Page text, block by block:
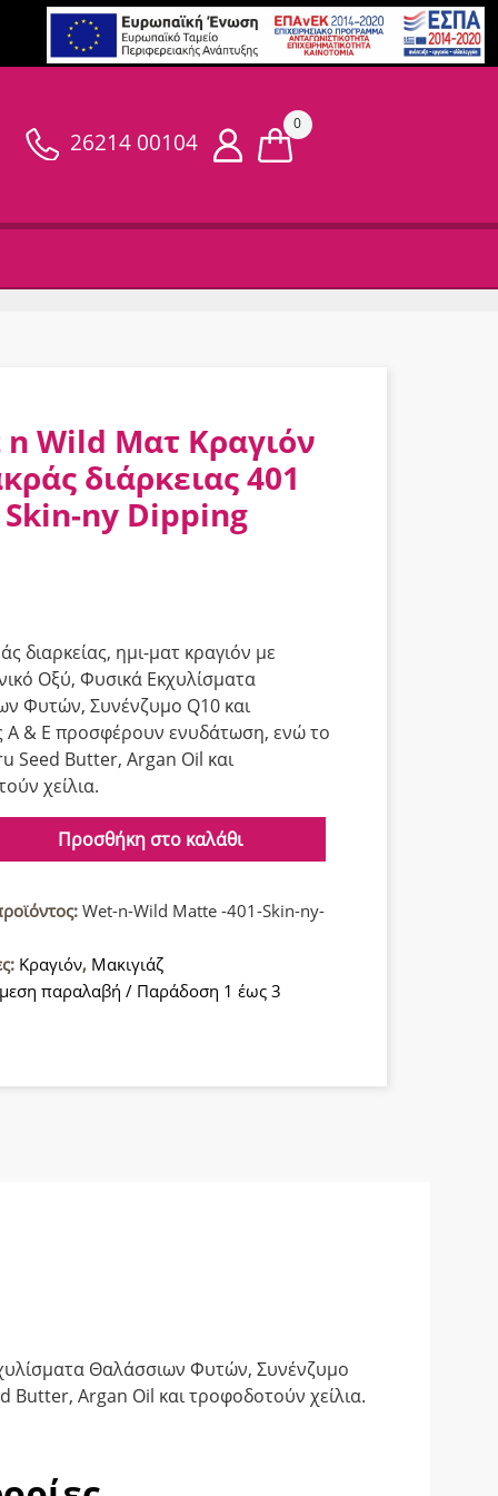
26214 00104
0
Wild Ματ Κραγιόν
διάρκειας 401
Skin-ny Dipping
διαρκείας, ημι-ματ κραγιόν με
Οξύ, Φυσικά Εκχυλίσματα
Φυτών, Συνένζυμο Q10 και
A & E προσφέρουν ενυδάτωση, ενώ το
Seed Butter, Argan Oil και
χείλια.
Προσθήκη στο καλάθι
Wet-n-Wild Matte -401-Skin-ny-
Κραγιόν, Μακιγιάζ
παραλαβή / Παράδοση 1 έως 3
Θαλάσσιων Φυτών, Συνένζυμο
Argan Oil και τροφοδοτούν χείλια.